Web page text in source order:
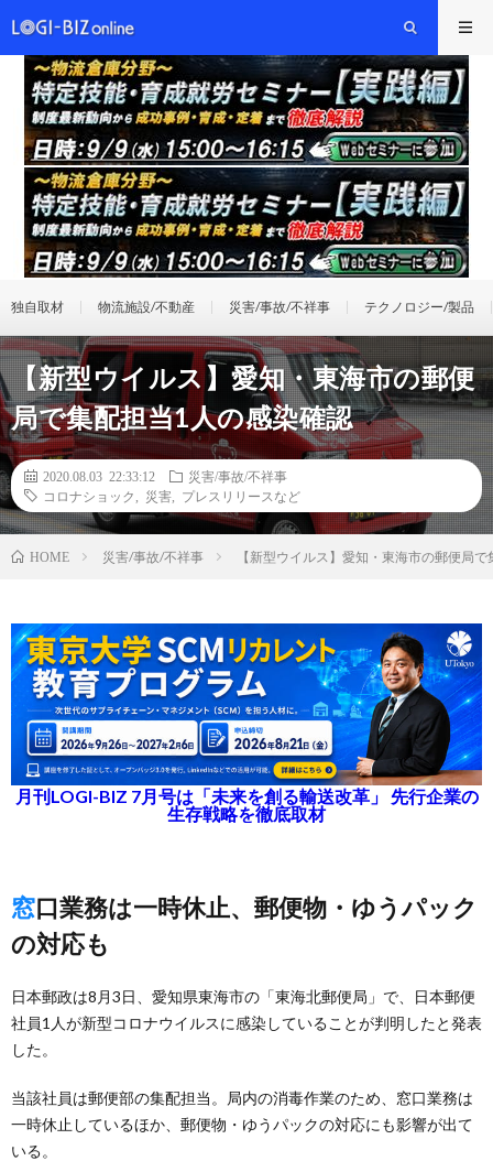
独自取材 物流施設/不動産 災害/事故/不祥事 テクノロジー/製品
【新型ウイルス】愛知・東海市の郵便
局で集配担当1人の感染確認
2020.08.03 22:33:12
災害/事故/不祥事
コロナショック
災害 プレスリリースなど
HOME 災害/事故/不祥事 【新型ウイルス】愛知・東海市の郵便局
月刊LOGI-BIZ 7月号は「未来を創る輸送改革」 先行企業の
生存戦略を徹底取材
窓口業務は一時休止、郵便物・ゆうパック
の対応も
日本郵政は8月3日、愛知県東海市の「東海北郵便局」で、日本郵便
社員1人が新型コロナウイルスに感染していることが判明したと発表
した。
当該社員は郵便部の集配担当。局内の消毒作業のため、窓口業務は
一時休止しているほか、郵便物・ゆうパックの対応にも影響が出て
いる。